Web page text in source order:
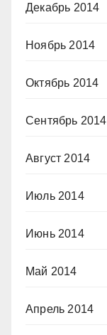
Декабрь 2014
Ноябрь 2014
Октябрь 2014
Сентябрь 2014
Август 2014
Июль 2014
Июнь 2014
Май 2014
Апрель 2014